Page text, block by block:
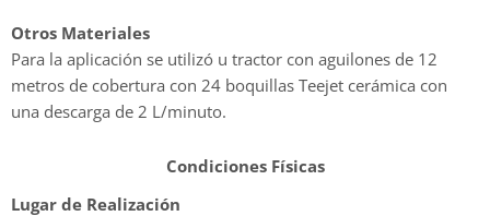
Otros Materiales
Para la aplicación se utilizó u tractor con aguilones de 12
metros de cobertura con 24 boquillas Teejet cerámica con
una descarga de 2 L/minuto.
Condiciones Físicas
Lugar de Realización